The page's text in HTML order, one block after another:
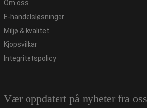
Om oss
E-handelsløsninger
Miljø & kvalitet
Kjopsvilkar
Integritetspolicy
Vær oppdatert på nyheter fra oss